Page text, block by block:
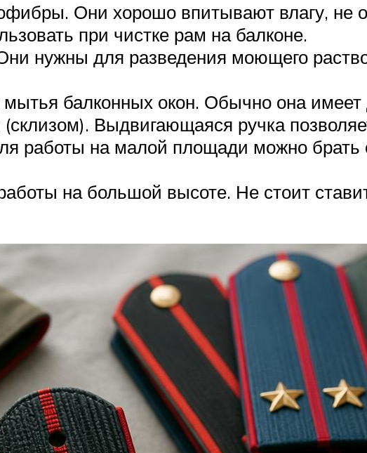
Они хорошо впитывают влагу, не
при чистке рам на балконе.
нужны для разведения моющего
балконных окон. Обычно она
Выдвигающаяся ручка
работы на малой площади можно брать
на большой высоте. Не стоит